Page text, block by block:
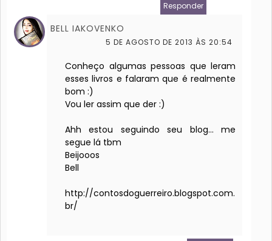
Responder
BELL IAKOVENKO
5 DE AGOSTO DE 2013 ÀS 20:54
Conheço algumas pessoas que leram
esses livros e falaram que é realmente
bom :)
Vou ler assim que der :)
Ahh estou seguindo seu blog... me
segue lá tbm
Beijooos
Bell
http://contosdoguerreiro.blogspot.com.
br/